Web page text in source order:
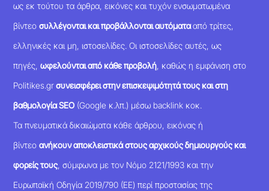
ως εκ τούτου τα άρθρα, εικόνες και τυχόν ενσωματωμένα
βίντεοσυλλέγονται και προβάλλονται αυτόματααπό τρίτες,
ελληνικές και μη, ιστοσελίδες. Οι ιστοσελίδες αυτές, ως
πηγές,ωφελούνται από κάθε προβολή , καθώς η εμφάνιση στο
Politikes.grσυνεισφέρει στην επισκεψιμότητά τους και στη
βαθμολογία SEO (Google κ.λπ.) μέσω backlink κοκ.
Τα πνευματικά δικαιώματα κάθε άρθρου, εικόνας ή
βίντεοανήκουν αποκλειστικά στους αρχικούς δημιουργούς και
φορείς τους , σύμφωνα με τον Νόμο 2121/1993 και την
Ευρωπαϊκή Οδηγία 2019/790 (ΕΕ) περί προστασίας της